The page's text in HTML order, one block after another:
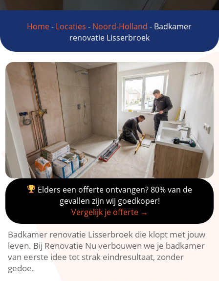
Home- Locaties - Noord-Holland - Badkamer
renovatie Lisserbroek
Elders een offerte ontvangen? 80% van de
gevallen zijn wij goedkoper!
Vergelijk je offerte →
Badkamer renovatie Lisserbroek die klopt met jouw
leven.​ Bij Renovatie Nu verbouwen we je badkamer
van eerste idee tot strak eindresultaat, zonder
gedoe.​